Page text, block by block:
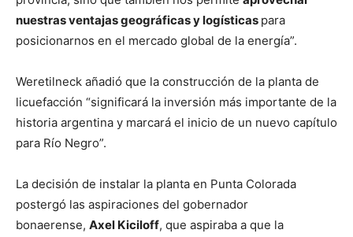
nuestras ventajas geográficas y logísticas para
posicionarnos en el mercado global de la energía”.
Weretilneck añadió que la construcción de la planta de
licuefacción “significará la inversión más importante de la
historia argentina y marcará el inicio de un nuevo capítulo
para Río Negro”.
La decisión de instalar la planta en Punta Colorada
postergó las aspiraciones del gobernador
bonaerense, Axel Kiciloff, que aspiraba a que la